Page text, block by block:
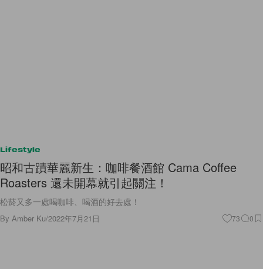
Lifestyle
昭和古蹟華麗新生：咖啡餐酒館 Cama Coffee
Roasters 還未開幕就引起關注！
松菸又多一處喝咖啡、喝酒的好去處！
By Amber Ku/2022年7月21日 73 0